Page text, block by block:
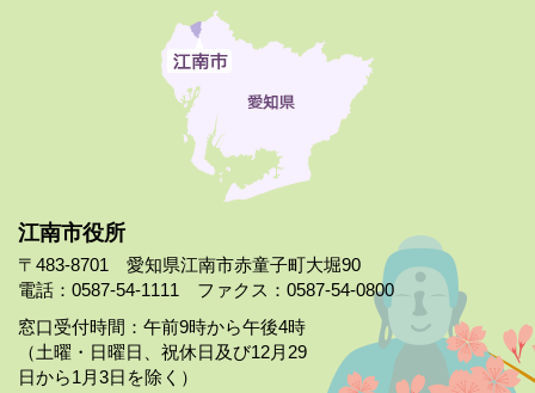
江南市役所
〒483-8701 愛知県江南市赤童子町大堀90
電話：0587-54-1111 ファクス：0587-54-0800
窓口受付時間：午前9時から午後4時
（土曜・日曜日、祝休日及び12月29
日から1月3日を除く）